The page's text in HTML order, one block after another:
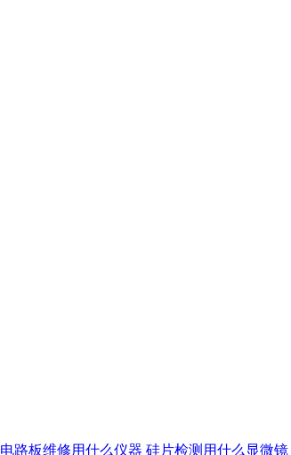
电路板维修用什么仪器 硅片检测用什么显微镜